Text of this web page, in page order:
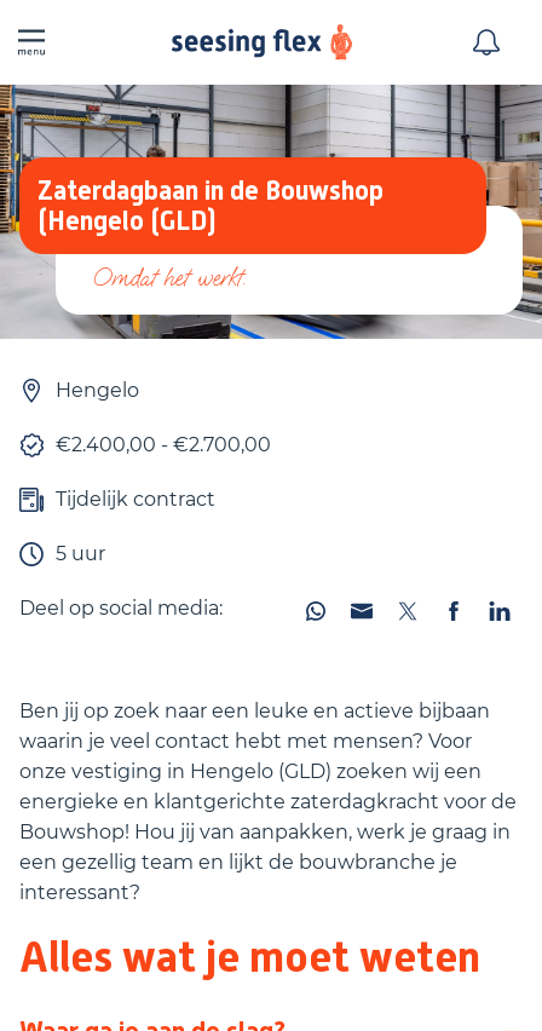
Zaterdagbaan in de Bouwshop
(Hengelo (GLD)
Hengelo
€2.400,00 - €2.700,00
Tijdelijk contract
5 uur
Deel op social media:
Ben jij op zoek naar een leuke en actieve bijbaan
waarin je veel contact hebt met mensen? Voor
onze vestiging in Hengelo (GLD) zoeken wij een
energieke en klantgerichte zaterdagkracht voor de
Bouwshop! Hou jij van aanpakken, werk je graag in
een gezellig team en lijkt de bouwbranche je
interessant?
Alles wat je moet weten